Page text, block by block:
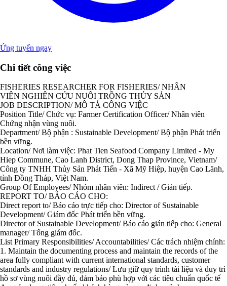
Ứng tuyển ngay
Chi tiết công việc
FISHERIES RESEARCHER FOR FISHERIES/ NHÂN
VIÊN NGHIÊN CỨU NUÔI TRỒNG THỦY SẢN
JOB DESCRIPTION/ MÔ TẢ CÔNG VIỆC
Position Title/ Chức vụ: Farmer Certification Officer/ Nhân viên
Chứng nhận vùng nuôi.
Department/ Bộ phận : Sustainable Development/ Bộ phận Phát triển
bền vững.
Location/ Nơi làm việc: Phat Tien Seafood Company Limited - My
Hiep Commune, Cao Lanh District, Dong Thap Province, Vietnam/
Công ty TNHH Thủy Sản Phát Tiến - Xã Mỹ Hiệp, huyện Cao Lãnh,
tỉnh Đồng Tháp, Việt Nam.
Group Of Employees/ Nhóm nhân viên: Indirect / Gián tiếp.
REPORT TO/ BÁO CÁO CHO:
Direct report to/ Báo cáo trực tiếp cho: Director of Sustainable
Development/ Giám đốc Phát triển bền vững.
Director of Sustainable Development/ Báo cáo gián tiếp cho: General
manager/ Tổng giám đốc.
List Primary Responsibilities/ Accountabilities/ Các trách nhiệm chính:
1. Maintain the documenting process and maintain the records of the
area fully compliant with current international standards, customer
standards and industry regulations/ Lưu giữ quy trình tài liệu và duy trì
hồ sơ vùng nuôi đầy đủ, đảm bảo phù hợp với các tiêu chuẩn quốc tế